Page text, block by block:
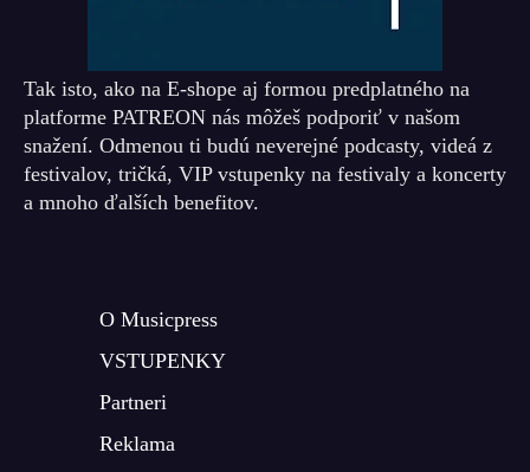
Tak isto, ako na E-shope aj formou predplatného na
platforme PATREON nás môžeš podporiť v našom
snažení. Odmenou ti budú neverejné podcasty, videá z
festivalov, tričká, VIP vstupenky na festivaly a koncerty
a mnoho ďalších benefitov.
O Musicpress
VSTUPENKY
Partneri
Reklama